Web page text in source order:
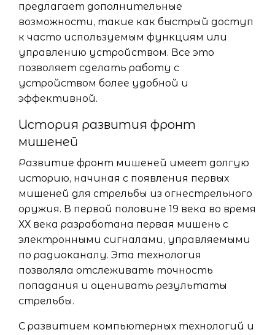
предлагает дополнительные
возможности, такие как быстрый доступ
к часто используемым функциям или
управлению устройством. Все это
позволяет сделать работу с
устройством более удобной и
эффективной.
История развития фронт
мишеней
Развитие фронт мишеней имеет долгую
историю, начиная с появления первых
мишеней для стрельбы из огнестрельного
оружия. В первой половине 19 века во время
ХХ века разработана первая мишень с
электронными сигналами, управляемыми
по радиоканалу. Эта технология
позволяла отслеживать точность
попадания и оценивать результаты
стрельбы.
С развитием компьютерных технологий и